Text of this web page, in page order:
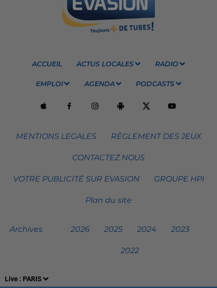
Live : PARIS
ACCUEIL ACTUS LOCALES RADIO
EMPLOI AGENDA PODCASTS
MENTIONS LEGALES RÈGLEMENT DES JEUX
CONTACTEZ NOUS
VOTRE PUBLICITÉ SUR EVASION GROUPE HPI
Plan du site
Archives 2026 2025 2024 2023
2022